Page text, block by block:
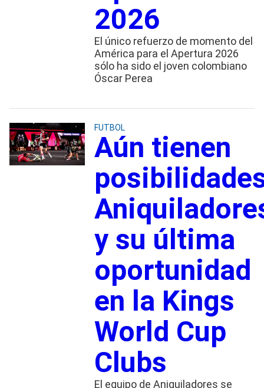
2026
El único refuerzo de momento del
América para el Apertura 2026
sólo ha sido el joven colombiano
Óscar Perea
FUTBOL
Aún tienen
y su última
oportunidad
en la Kings
World Cup
Clubs
El equipo de Aniquiladores se